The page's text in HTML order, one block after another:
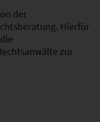
der
Hierfür
zur